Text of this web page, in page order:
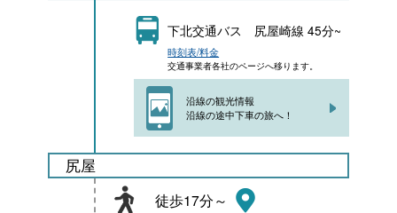
下北交通バス 尻屋崎線 45分~
時刻表/料金
交通事業者各社のページへ移ります。
沿線の観光情報
沿線の途中下車の旅へ！
尻屋
徒歩17分～